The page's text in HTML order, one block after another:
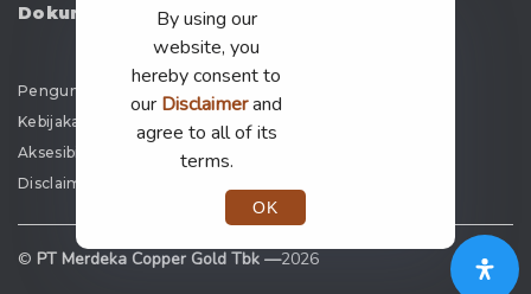
Dokumen
Pengumuman
Kebijakan Privasi
Aksesibilitas
Disclaimer
© PT Merdeka Copper Gold Tbk —2026
By using our
website, you
hereby consent to
our Disclaimerand
agree to all of its
terms.
OK